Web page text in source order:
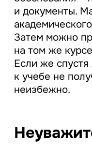
и документы.
Затем можно
на том же
Если же спустя
к учебе не
неизбежно.